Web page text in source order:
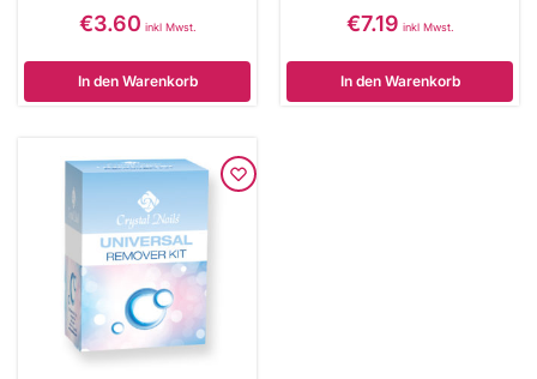
€3.60 inkl Mwst.
In den Warenkorb
€7.19 inkl Mwst.
In den Warenkorb